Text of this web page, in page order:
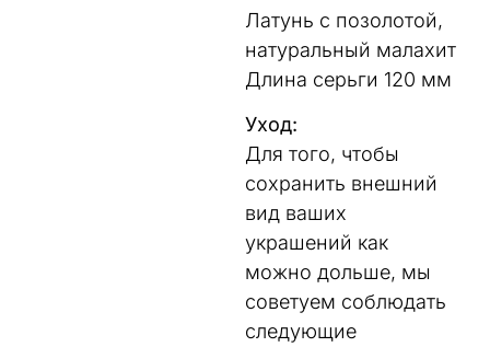
Латунь с позолотой,
натуральный малахит
Длина серьги 120 мм
Уход:
Для того, чтобы
сохранить внешний
вид ваших
украшений как
можно дольше, мы
советуем соблюдать
следующие